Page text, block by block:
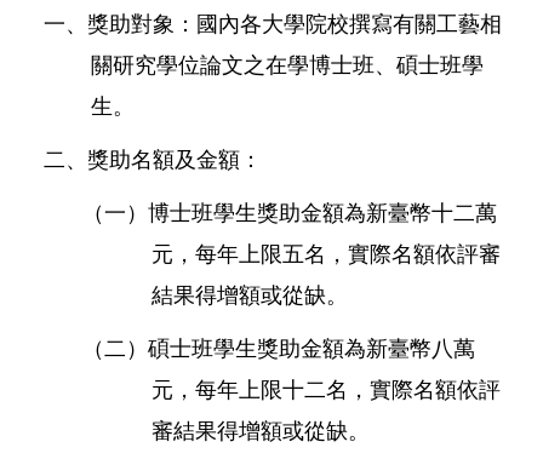
一、獎助對象：國內各大學院校撰寫有關工藝相
關研究學位論文之在學博士班、碩士班學
生。
二、獎助名額及金額：
（一）博士班學生獎助金額為新臺幣十二萬
元，每年上限五名，實際名額依評審
結果得增額或從缺。
（二）碩士班學生獎助金額為新臺幣八萬
元，每年上限十二名，實際名額依評
審結果得增額或從缺。